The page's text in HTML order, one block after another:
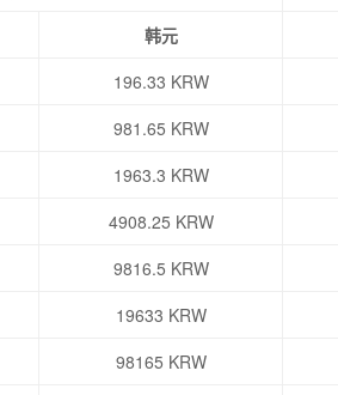
韩元
196.33 KRW
981.65 KRW
1963.3 KRW
4908.25 KRW
9816.5 KRW
19633 KRW
98165 KRW